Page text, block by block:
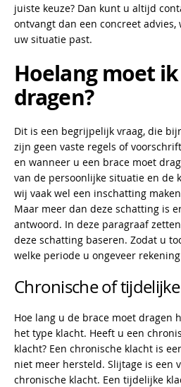
juiste keuze? Dan kunt u altijd
ontvangt dan een concreet
uw situatie past.
Hoelang moet
dragen?
Dit is een begrijpelijk vraag, die
zijn geen vaste regels of
en wanneer u een brace moet
van de persoonlijke situatie en de
wij vaak wel een inschatting
Maar meer dan deze schatting is
antwoord. In deze paragraaf
deze schatting baseren. Zodat u
welke periode u ongeveer
Chronische of
Hoe lang u de brace moet dragen
het type klacht. Heeft u een
klacht? Een chronische klacht is
niet meer hersteld. Slijtage is een
chronische klacht. Een tijdelijke